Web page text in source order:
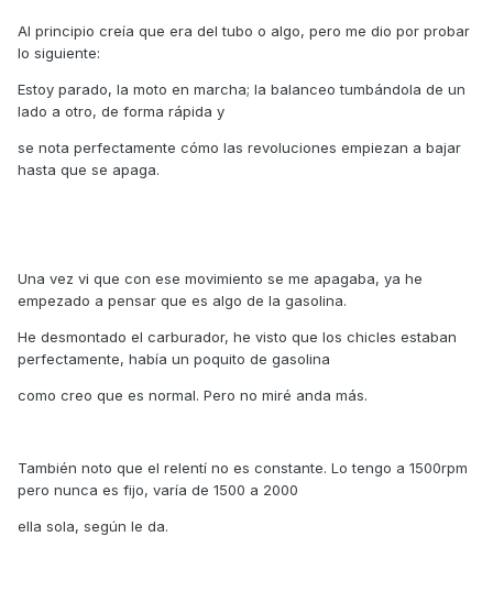
Al principio creía que era del tubo o algo, pero me dio por probar
lo siguiente:
Estoy parado, la moto en marcha; la balanceo tumbándola de un
lado a otro, de forma rápida y
se nota perfectamente cómo las revoluciones empiezan a bajar
hasta que se apaga.
Una vez vi que con ese movimiento se me apagaba, ya he
empezado a pensar que es algo de la gasolina.
He desmontado el carburador, he visto que los chicles estaban
perfectamente, había un poquito de gasolina
como creo que es normal. Pero no miré anda más.
También noto que el relentí no es constante. Lo tengo a 1500rpm
pero nunca es fijo, varía de 1500 a 2000
ella sola, según le da.